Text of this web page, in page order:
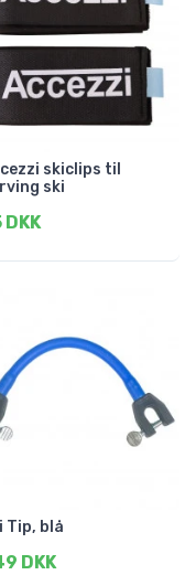
skiclips til
ski
DKK
Tip, blå
DKK